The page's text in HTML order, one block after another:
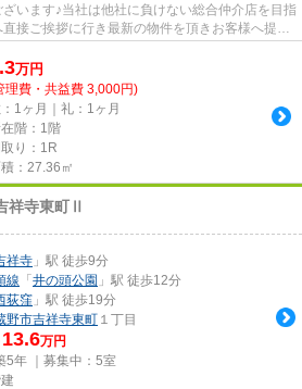
います♪当社は他社に負けない総合仲介店を目指
接ご挨拶に行き最新の物件を頂きお客様へ提供
万円
理費・共益費 3,000円)
1ヶ月｜礼：1ヶ月
階：1階
り：1R
：27.36㎡
祥寺東町Ⅱ
祥寺 」駅 徒歩9分
線 「 井の頭公園 」駅 徒歩12分
荻窪 」駅 徒歩19分
野市吉祥寺東町 １丁目
13.6万円
5年 ｜募集中： 5室